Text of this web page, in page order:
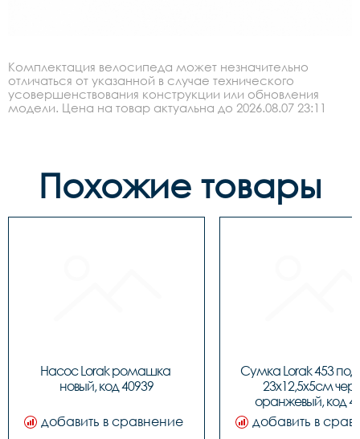
Комплектация велосипеда может незначительно
отличаться от указанной в случае технического
усовершенствования конструкции или обновления
модели. Цена на товар актуальна до 2026.08.07 23:11
Похожие товары
Насос Lorak ромашка
новый, код 40939
добавить в сравнение
Сумка Lorak 453
23х12,5х5см
оранжевый, код
добавить в